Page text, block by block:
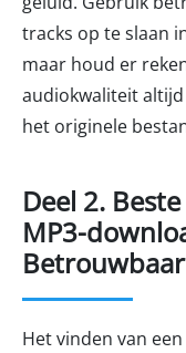
tracks op te slaan
maar houd er
audiokwaliteit
het originele
Deel 2.
MP3-
Betrouwbaar
Het vinden van